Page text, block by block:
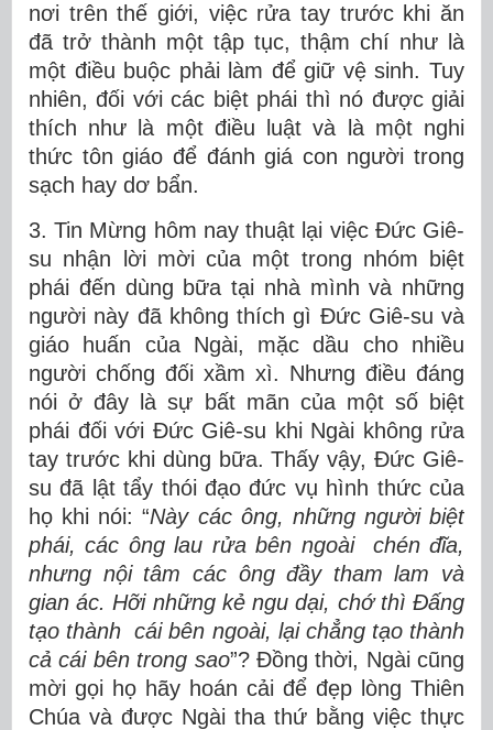
nơi trên thế giới, việc rửa tay trước khi ăn
đã trở thành một tập tục, thậm chí như là
một điều buộc phải làm để giữ vệ sinh. Tuy
nhiên, đối với các biệt phái thì nó được giải
thích như là một điều luật và là một nghi
thức tôn giáo để đánh giá con người trong
sạch hay dơ bẩn.
3. Tin Mừng hôm nay thuật lại việc Đức Giê-
su nhận lời mời của một trong nhóm biệt
phái đến dùng bữa tại nhà mình và những
người này đã không thích gì Đức Giê-su và
giáo huấn của Ngài, mặc dầu cho nhiều
người chống đối xầm xì. Nhưng điều đáng
nói ở đây là sự bất mãn của một số biệt
phái đối với Đức Giê-su khi Ngài không rửa
tay trước khi dùng bữa. Thấy vậy, Đức Giê-
su đã lật tẩy thói đạo đức vụ hình thức của
họ khi nói: “Này các ông, những người biệt
phái, các ông lau rửa bên ngoài chén đĩa,
nhưng nội tâm các ông đầy tham lam và
gian ác. Hỡi những kẻ ngu dại, chớ thì Đấng
tạo thành cái bên ngoài, lại chẳng tạo thành
cả cái bên trong sao”? Đồng thời, Ngài cũng
mời gọi họ hãy hoán cải để đẹp lòng Thiên
Chúa và được Ngài tha thứ bằng việc thực